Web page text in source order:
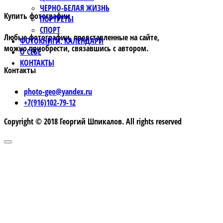
ЧЕРНО-БЕЛАЯ ЖИЗНЬ
ПОРТРЕТЫ
СПОРТ
ФОТОКНИГИ, КАЛЕНДАРИ
О СЕБЕ
КОНТАКТЫ
Купить фотографии
Любые фотографии, представленные на сайте,
можно приобрести, связавшись с автором.
Контакты
photo-geo@yandex.ru
+7(916)102-79-12
Copyright © 2018 Георгий Шпикалов. All rights reserved